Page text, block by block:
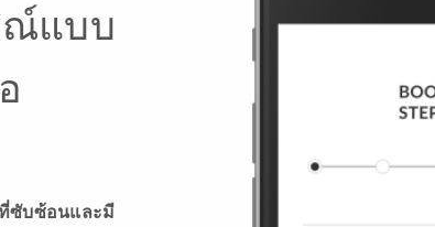
ณ์แบบ
ซับซ้อนและมี